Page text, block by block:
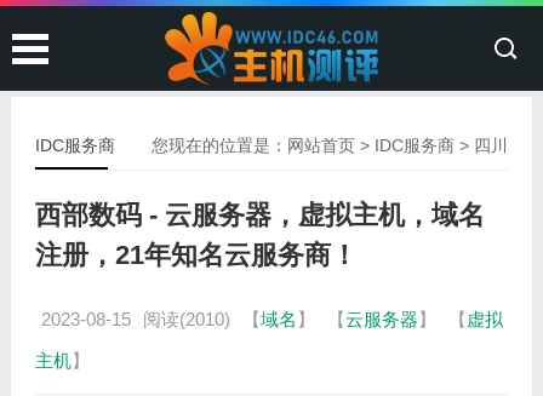
您现在的位置是： 网站首页 > IDC服务商 > 四川
IDC服务商
西部数码 - 云服务器，虚拟主机，域名
注册，21年知名云服务商！
2023-08-15 阅读(2010) 【域名 】 【云服务器】 【 虚拟
主机】